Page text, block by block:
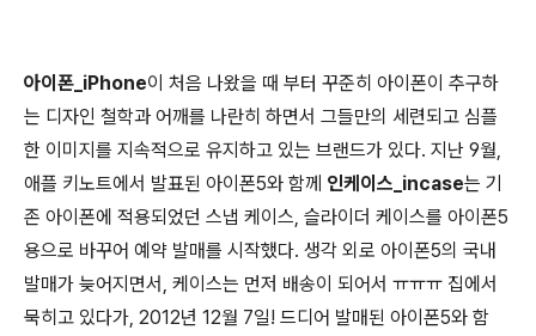
아이폰_iPhone이 처음 나왔을 때 부터 꾸준히 아이폰이 추구하
는 디자인 철학과 어깨를 나란히 하면서 그들만의 세련되고 심플
한 이미지를 지속적으로 유지하고 있는 브랜드가 있다. 지난 9월,
애플 키노트에서 발표된 아이폰5와 함께 인케이스_incase는 기
존 아이폰에 적용되었던 스냅 케이스, 슬라이더 케이스를 아이폰5
용으로 바꾸어 예약 발매를 시작했다. 생각 외로 아이폰5의 국내
발매가 늦어지면서, 케이스는 먼저 배송이 되어서 ㅠㅠㅠ 집에서
묵히고 있다가, 2012년 12월 7일! 드디어 발매된 아이폰5와 함